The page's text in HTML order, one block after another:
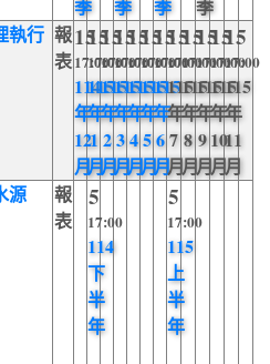
季 季 季
季
執行 報
表
15
17:00
114
年
12
月
15
17:00
115
年
1
月
15
17:00
115
年
2
月
15
17:00
115
年
3
月
15
17:00
115
年
4
月
15
17:00
115
年
5
月
15
17:00
115
年
6
月
15
17:00
115
年
7
月
15
17:00
115
年
8
月
15
17:00
115
年
9
月
15
17:00
115
年
10
月
15
17:00
115
年
11
月
源
報
表
5
17:00
114
下
半
年
5
17:00
115
上
半
年